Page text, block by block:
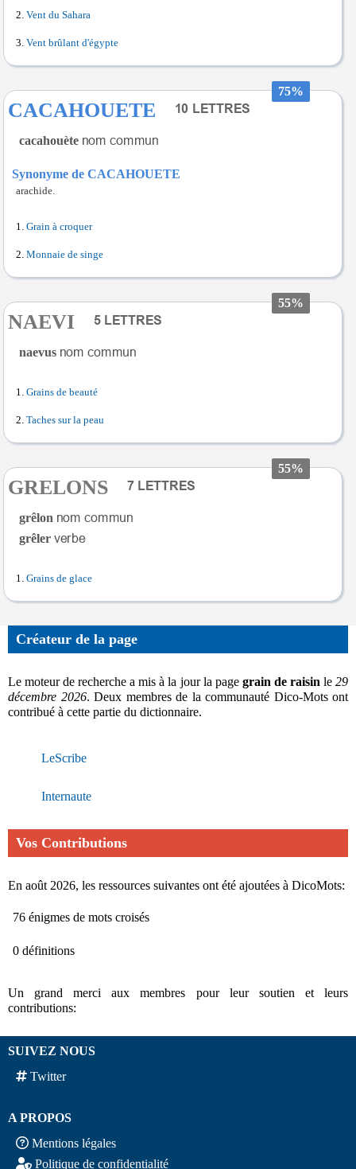
Vent du Sahara
Vent brûlant d'égypte
75%
CACAHOUETE
cacahouète
Synonyme de CACAHOUETE
arachide.
Grain à croquer
Monnaie de singe
55%
NAEVI
naevus
Grains de beauté
Taches sur la peau
55%
GRELONS
grêlon
grêler
Grains de glace
Créateur de la page
Le moteur de recherche a mis à la jour la page grain de raisin le29
décembre 2026. Deux membres de la communauté Dico-Mots ont
contribué à cette partie du dictionnaire.
LeScribe
Internaute
Vos Contributions
En août 2026, les ressources suivantes ont été ajoutées à DicoMots:
76 énigmes de mots croisés
0 définitions
Un grand merci aux membres pour leur soutien et leurs
contributions:
SUIVEZ NOUS
Twitter
A PROPOS
Mentions légales
Politique de confidentialité